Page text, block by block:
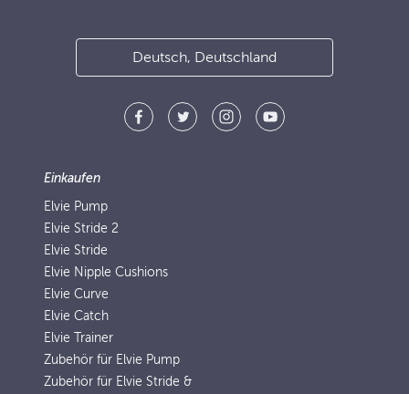
Deutsch, Deutschland
Einkaufen
Elvie Pump
Elvie Stride 2
Elvie Stride
Elvie Nipple Cushions
Elvie Curve
Elvie Catch
Elvie Trainer
Zubehör für Elvie Pump
Zubehör für Elvie Stride &